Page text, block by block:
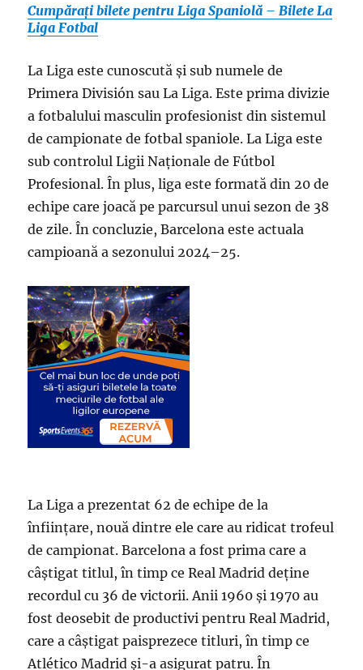
Cumpărați bilete pentru Liga Spaniolă – Bilete La
Liga Fotbal
La Liga este cunoscută și sub numele de
Primera División sau La Liga. Este prima divizie
a fotbalului masculin profesionist din sistemul
de campionate de fotbal spaniole. La Liga este
sub controlul Ligii Naționale de Fútbol
Profesional. În plus, liga este formată din 20 de
echipe care joacă pe parcursul unui sezon de 38
de zile. În concluzie, Barcelona este actuala
campioană a sezonului 2024–25.
La Liga a prezentat 62 de echipe de la
înființare, nouă dintre ele care au ridicat trofeul
de campionat. Barcelona a fost prima care a
câștigat titlul, în timp ce Real Madrid deține
recordul cu 36 de victorii. Anii 1960 și 1970 au
fost deosebit de productivi pentru Real Madrid,
care a câștigat paisprezece titluri, în timp ce
Atlético Madrid și-a asigurat patru. În